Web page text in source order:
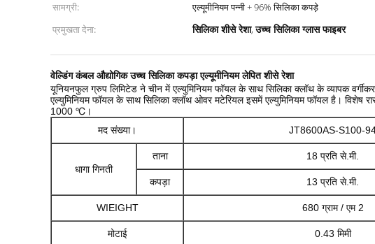
सामग्री: एल्यूमीनियम पन्नी + 96% सिलिका कपड़े
प्रमुखता देना:
सिलिका शीसे रेशा,उच्च सिलिका ग्लास फाइबर
वेल्डिंग कंबल औद्योगिक उच्च सिलिका कपड़ा एल्यूमीनियम लेपित शीसे रेशा
यूनियनफुल ग्रुप लिमिटेड ने चीन में एल्युमिनियम फॉयल केसाथ सिलिका क्लॉथ के व्यापक
एल्युमिनियम फॉयल के साथ सिलिका क्लॉथ ओवर मटेरियल इसमें एल्युमिनियम फॉयल है। विशेष
1000 ℃।
मद संख्या।
JT8600AS-S100-
धागा गिनती
ताना 18 प्रति से.मी.
कपड़ा 13 प्रति से.मी.
WIEIGHT 680 ग्राम / एम 2
मोटाई 0.43 मिमी